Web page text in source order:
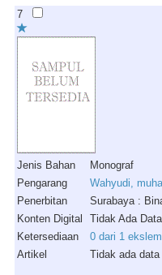
7
Jenis Bahan
Monograf
Pengarang
Wahyudi,
Penerbitan
Surabaya :
Konten Digital
Tidak Ada Data
Ketersediaan
0 dari 1
Artikel
Tidak ada data